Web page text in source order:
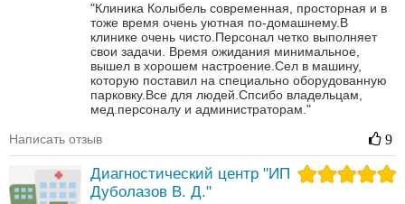
"Клиника Колыбель современная, просторная и в
тоже время очень уютная по-домашнему.В
клинике очень чисто.Персонал четко выполняет
свои задачи. Время ожидания минимальное,
вышел в хорошем настроение.Сел в машину,
которую поставил на специально оборудованную
парковку.Все для людей.Спсибо владельцам,
мед.персоналу и администраторам."
Написать отзыв 9
Диагностический центр "ИП
Дуболазов В. Д."